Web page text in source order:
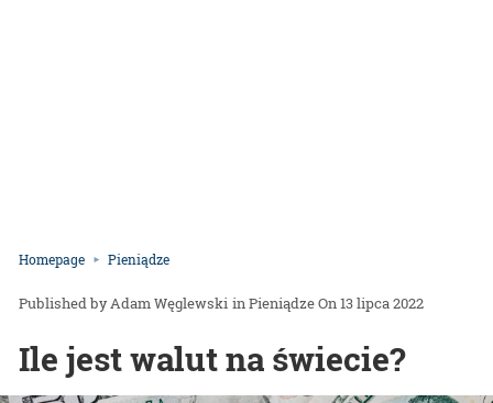
Homepage Pieniądze
Adam Węglewski inPieniądzeOn 13 lipca 2022
Ile jest walut na świecie?